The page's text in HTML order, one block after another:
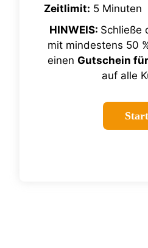
Zeitlimit: 5 Minuten
HINWEIS: Schließe
mit mindestens 50
einen Gutschein
auf alle